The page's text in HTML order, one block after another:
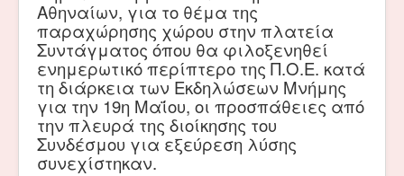
Αθηναίων, για το θέμα της
παραχώρησης χώρου στην πλατεία
Συντάγματος όπου θα φιλοξενηθεί
ενημερωτικό περίπτερο της Π.Ο.Ε. κατά
τη διάρκεια των Εκδηλώσεων Μνήμης
για την 19η Μαΐου, οι προσπάθειες από
την πλευρά της διοίκησης του
Συνδέσμου για εξεύρεση λύσης
συνεχίστηκαν.